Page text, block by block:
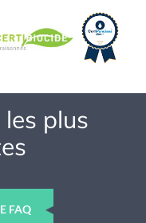
plus
FAQ